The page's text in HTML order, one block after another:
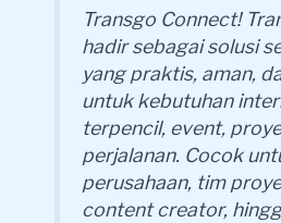
Transgo Connect!
hadir sebagai solusi
yang praktis, aman,
untuk kebutuhan
terpencil, event,
perjalanan. Cocok
perusahaan, tim
content creator,